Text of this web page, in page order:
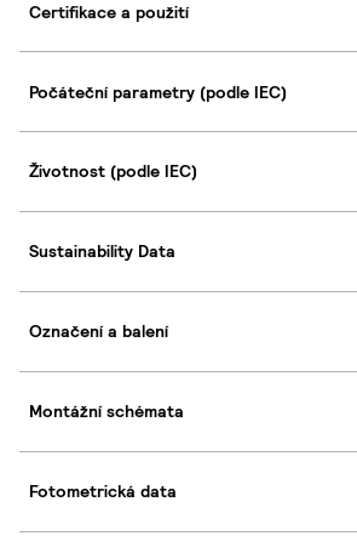
Certifikace a použití
Počáteční parametry (podle IEC)
Životnost (podle IEC)
Sustainability Data
Označení a balení
Montážní schémata
Fotometrická data